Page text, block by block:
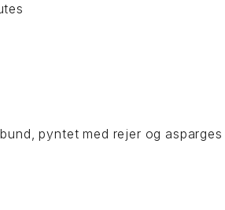
pyntet med rejer og